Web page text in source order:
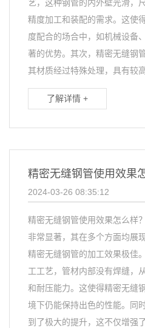
艺，这种钢管的内外壁光滑，
精度加工和装配的需求。这使
度配合的场合中，如机械设备
著的优势。其次，精密无缝钢
其材质经过特殊处理，具有较
了解详情 +
精密无缝钢管使用效果
2024-03-26 08:35:12
精密无缝钢管使用效果怎么样
非常显著，其在多个方面均展
精密无缝钢管的加工效果极佳
工工艺，管材内部没有焊缝，
和耐压能力。这使得精密无缝
境下仍能保持出色的性能。同
到了极大的提升，这不仅增强